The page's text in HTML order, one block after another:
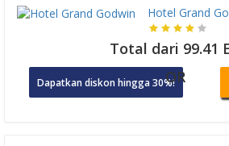
Hotel Grand
Total dari 99.41
Dapatkan diskon hingga 30%!OR